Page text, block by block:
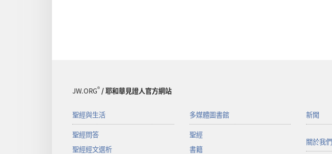
JW.ORG®/ 耶和華見證人官方網站
聖經與生活
聖經問答
聖經經文選析
多媒體圖書館
聖經
書籍
新聞
關於我們